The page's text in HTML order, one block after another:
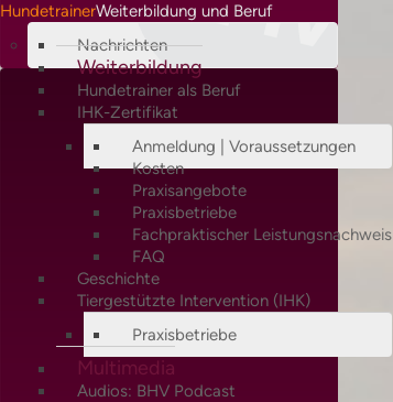
HundetrainerWeiterbildung und Beruf
Nachrichten
Weiterbildung
Hundetrainer als Beruf
IHK-Zertifikat
Anmeldung | Voraussetzungen
Kosten
Praxisangebote
Praxisbetriebe
Fachpraktischer Leistungsnachweis
FAQ
Geschichte
Tiergestützte Intervention (IHK)
Praxisbetriebe
Multimedia
Audios: BHV Podcast